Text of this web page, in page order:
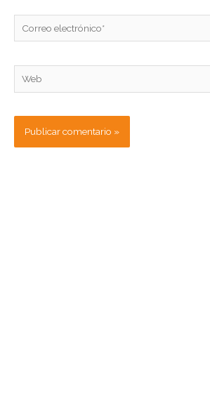
electrónico*